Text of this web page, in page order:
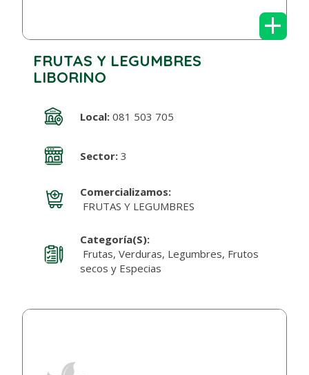
+
FRUTAS Y LEGUMBRES
LIBORINO
Local:081 503 705
Sector:3
Comercializamos:
FRUTAS Y LEGUMBRES
Categoría(s):
Frutas, Verduras, Legumbres, Frutos
secos y Especias